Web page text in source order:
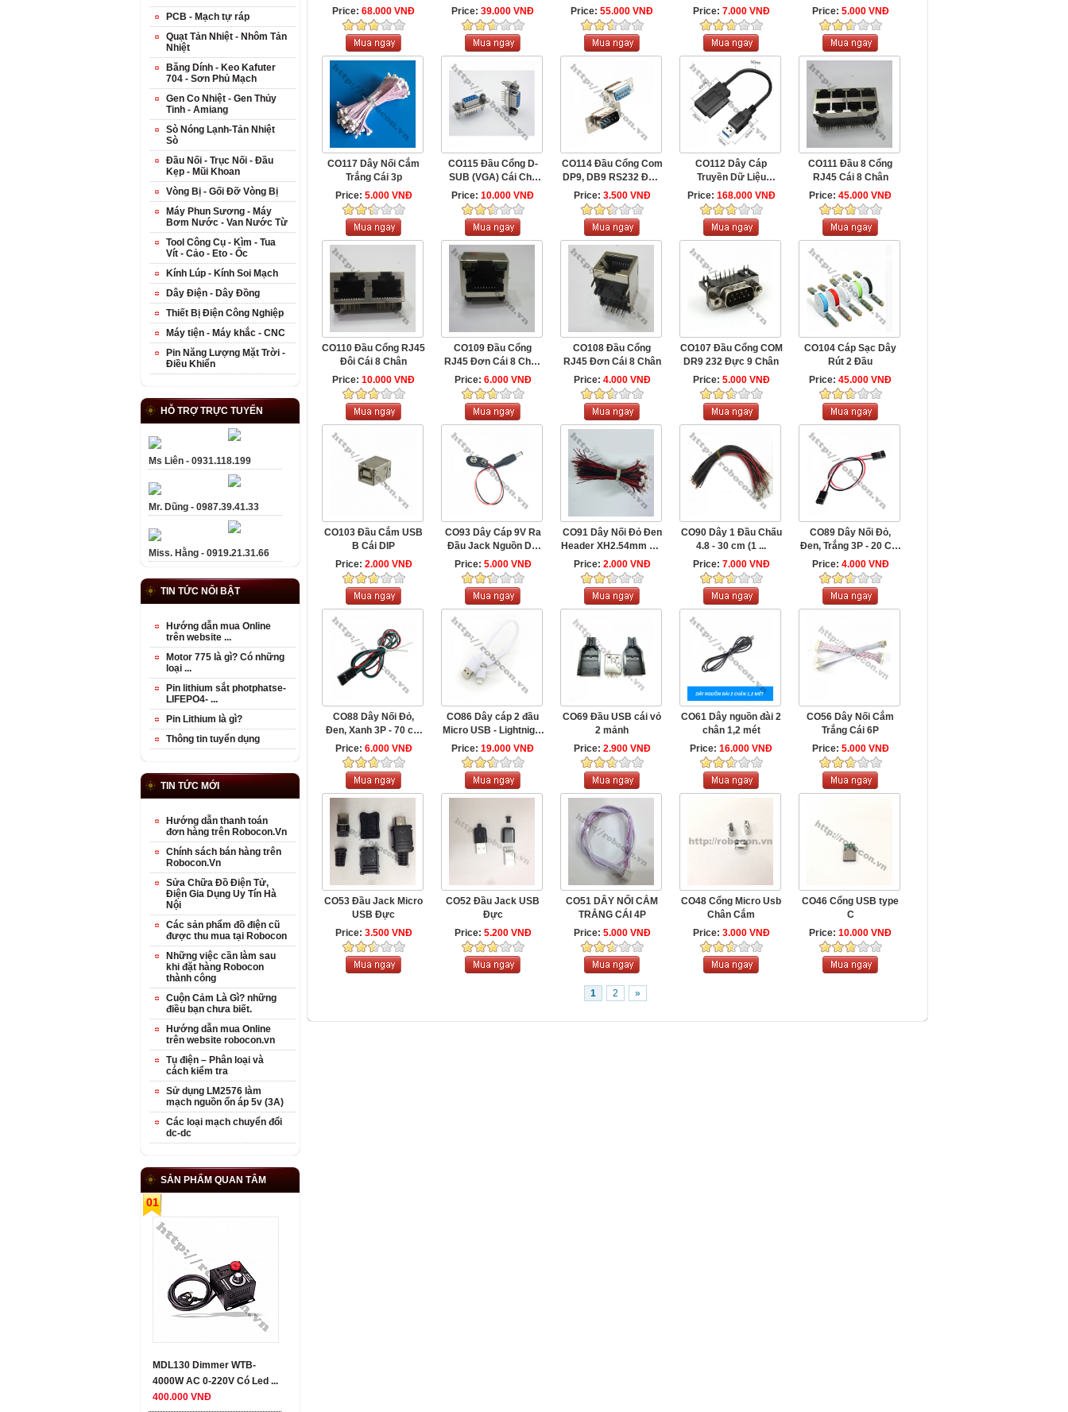
Cổng Com Đực 9 ...
Price: 68.000 VNĐ
Price: 39.000 VNĐ
Sang HDMI Đực
Price: 55.000 VNĐ
Price: 7.000 VNĐ
Price: 5.000 VNĐ
CO117 Dây Nối Cắm
Trắng Cái 3p
Price: 5.000 VNĐ
CO115 Đầu Cổng D-
SUB (VGA) Cái Cho
Màn Hình- Computer
Price: 10.000 VNĐ
CO114 Đầu Cổng Com
DP9, DB9 RS232 Đực
9 Chân
Price: 3.500 VNĐ
CO112 Dây Cáp
Truyền Dữ Liệu
Slimline SATA
Price: 168.000 VNĐ
CO111 Đầu 8 Cổng
RJ45 Cái 8 Chân
Price: 45.000 VNĐ
CO110 Đầu Cổng RJ45
Đôi Cái 8 Chân
Price: 10.000 VNĐ
CO109 Đầu Cổng
RJ45 Đơn Cái 8 Chân
(Có ...
Price: 6.000 VNĐ
CO108 Đầu Cổng
RJ45 Đơn Cái 8 Chân
Price: 4.000 VNĐ
CO107 Đầu Cổng COM
DR9 232 Đực 9 Chân
Price: 5.000 VNĐ
CO104 Cáp Sạc Dây
Rút 2 Đầu
Price: 45.000 VNĐ
CO103 Đầu Cắm USB
B Cái DIP
Price: 2.000 VNĐ
CO93 Dây Cáp 9V Ra
Đầu Jack Nguồn DC
Đực ...
Price: 5.000 VNĐ
CO91 Dây Nối Đỏ Đen
Header XH2.54mm 2p-
10cm
Price: 2.000 VNĐ
CO90 Dây 1 Đầu Chấu
4.8 - 30 cm (1 ...
Price: 7.000 VNĐ
CO89 Dây Nối Đỏ,
Đen, Trắng 3P - 20 Cm
...
Price: 4.000 VNĐ
CO88 Dây Nối Đỏ,
Đen, Xanh 3P - 70 cm
...
Price: 6.000 VNĐ
CO86 Dây cáp 2 đầu
Micro USB - Lightnight
dài ...
Price: 19.000 VNĐ
CO69 Đầu USB cái vỏ
2 mảnh
Price: 2.900 VNĐ
CO61 Dây nguồn đài 2
chân 1,2 mét
Price: 16.000 VNĐ
CO56 Dây Nối Cắm
Trắng Cái 6P
Price: 5.000 VNĐ
CO53 Đầu Jack Micro
USB Đực
Price: 3.500 VNĐ
CO52 Đầu Jack USB
Đực
Price: 5.200 VNĐ
CO51 DÂY NỐI CẮM
TRẮNG CÁI 4P
Price: 5.000 VNĐ
CO48 Cổng Micro Usb
Chân Cắm
Price: 3.000 VNĐ
CO46 Cổng USB type
C
Price: 10.000 VNĐ
1 2 »
PCB - Mạch tự ráp
Quạt Tản Nhiệt - Nhôm Tản
Nhiệt
Băng Dính - Keo Kafuter
704 - Sơn Phủ Mạch
Gen Co Nhiệt - Gen Thủy
Tinh - Amiang
Sò Nóng Lạnh-Tản Nhiệt
Sò
Đầu Nối - Trục Nối - Đầu
Kẹp - Mũi Khoan
Vòng Bị - Gối Đỡ Vòng Bị
Máy Phun Sương - Máy
Bơm Nước - Van Nước Từ
Tool Công Cụ - Kìm - Tua
Vít - Cảo - Eto - Ốc
Kính Lúp - Kính Soi Mạch
Dây Điện - Dây Đồng
Thiết Bị Điện Công Nghiệp
Máy tiện - Máy khắc - CNC
Pin Năng Lượng Mặt Trời -
Điều Khiển
HỖ TRỢ TRỰC TUYẾN
Ms Liên - 0931.118.199
Mr. Dũng - 0987.39.41.33
Miss. Hằng - 0919.21.31.66
TIN TỨC NỔI BẬT
Hướng dẫn mua Online
trên website ...
Motor 775 là gì? Có những
loại ...
Pin lithium sắt photphatse-
LIFEPO4- ...
Pin Lithium là gì?
Thông tin tuyển dụng
TIN TỨC MỚI
Hướng dẫn thanh toán
đơn hàng trên Robocon.Vn
Chính sách bán hàng trên
Robocon.Vn
Sửa Chữa Đồ Điện Tử,
Điện Gia Dụng Uy Tín Hà
Nội
Các sản phẩm đồ điện cũ
được thu mua tại Robocon
Những việc cần làm sau
khi đặt hàng Robocon
thành công
Cuộn Cảm Là Gì? những
điều bạn chưa biết.
Hướng dẫn mua Online
trên website robocon.vn
Tụ điện – Phân loại và
cách kiểm tra
Sử dụng LM2576 làm
mạch nguồn ổn áp 5v (3A)
Các loại mạch chuyển đổi
dc-dc
SẢN PHẨM QUAN TÂM
01
MDL130 Dimmer WTB-
4000W AC 0-220V Có Led ...
400.000 VNĐ